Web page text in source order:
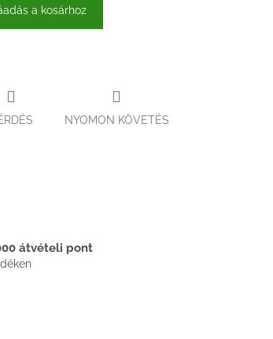
a kosárhoz
NYOMON KÖVETÉS
átvételi pont